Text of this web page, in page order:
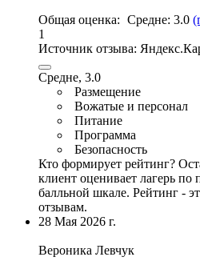
Общая оценка: Средне: 3.0
1
Источник отзыва:
Средне, 3.0
Размещение
Вожатые и персонал
Питание
Программа
Безопасность
Кто формирует рейтинг?
клиент оценивает лагерь по
балльной шкале. Рейтинг -
отзывам.
28 Мая 2026 г.
Вероника Левчук